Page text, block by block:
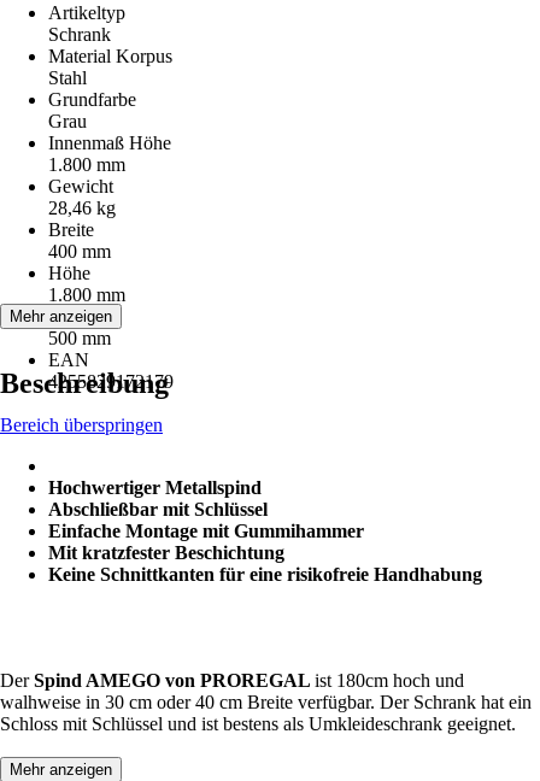
Artikeltyp
Schrank
Material Korpus
Stahl
Grundfarbe
Grau
Innenmaß Höhe
1.800 mm
Gewicht
28,46 kg
Breite
400 mm
Höhe
1.800 mm
Tiefe
500 mm
EAN
4255829172179
Mehr anzeigen
Beschreibung
Bereich überspringen
Hochwertiger Metallspind
Abschließbar mit Schlüssel
Einfache Montage mit Gummihammer
Mit kratzfester Beschichtung
Keine Schnittkanten für eine risikofreie Handhabung
DerSpind AMEGO von PROREGAL ist 180cm hoch und
walhweise in 30 cm oder 40 cm Breite verfügbar. Der Schrank hat ein
Schloss mit Schlüssel und ist bestens als Umkleideschrank geeignet.
Mehr anzeigen